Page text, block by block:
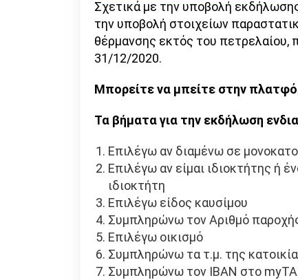
Σχετικά με την υποβολή
την υποβολή στοιχείων
θέρμανσης εκτός του πετρελαίου,
31/12/2020.
Μπορείτε να μπείτε στην
Τα βήματα για την εκδήλωση
Επιλέγω αν διαμένω σε
Επιλέγω αν είμαι ιδιοκτήτης ή
ιδιοκτήτη
Επιλέγω είδος καυσίμου
Συμπληρώνω τον Αριθμό
Επιλέγω οικισμό
Συμπληρώνω τα τ.μ. της
Συμπληρώνω τον IBAN στο